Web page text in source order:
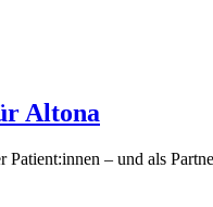
Altona
– und als